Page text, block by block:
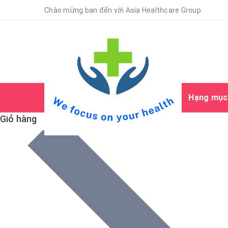
Chào mừng bạn đến với Asia Healthcare Group
Trang chủ Hạng
Giỏ hàng